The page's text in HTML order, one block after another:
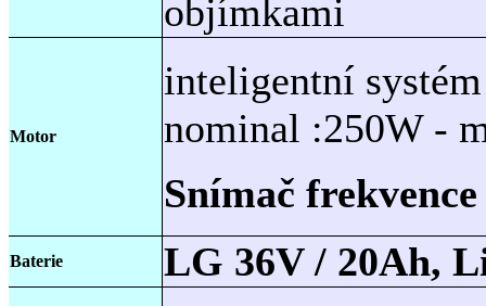
objímkami
Motor
inteligentní
nominal :250W -
Snímač
Baterie LG 36V / 20Ah,